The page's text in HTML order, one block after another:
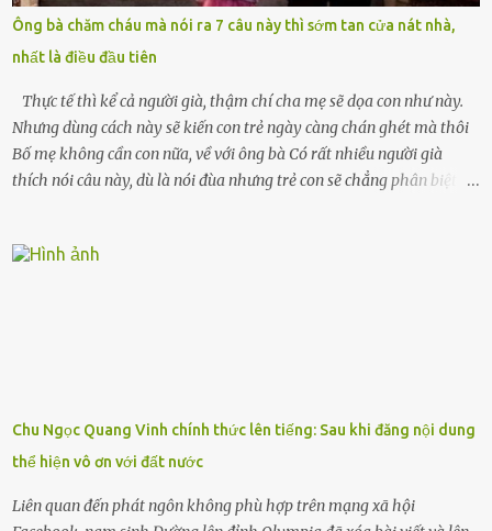
bận rộn với gia đình riêng của họ. Tôi đã từng đặt cược cả thanh
xuân vào người chồng ấy – và giờ, tôi chỉ còn lại chính mình. Tôi lên
chiếc xe buýt cuối ngày, trốn chạy khỏi thành phố và nỗi đau. Tôi v...
Ông bà chăm cháu mà nói ra 7 câu này thì sớm tan cửa nát nhà,
nhất là điều đầu tiên
Thực tế thì kể cả người già, thậm chí cha mẹ sẽ dọa con như này.
Nhưng dùng cách này sẽ kiến con trẻ ngày càng chán ghét mà thôi
Bố mẹ không cần con nữa, về với ông bà Có rất nhiều người già
thích nói câu này, dù là nói đùa nhưng trẻ con sẽ chẳng phân biệt
khuyên nhủ con thật cẩn thận. Nếu cháu không nghe lời, cảnh sát
để được giúp đỡ thì có thể sẽ bỏ lỡ cơ hội và gặp nguy hiểm. Trẻ con
có biết gì đâu Nhiều người cứ coi trẻ còn nhỏ nên dù có phạm sai
lầm, thì họ cũng không trách mắng. Nhưng nếu người lớn tuổi
không dạy con cẩn...
Chu Ngọc Quang Vinh chính thức lên tiếng: Sau khi đăng nội dung
thể hiện vô ơn với đất nước
Liên quan đến phát ngôn không phù hợp trên mạng xã hội